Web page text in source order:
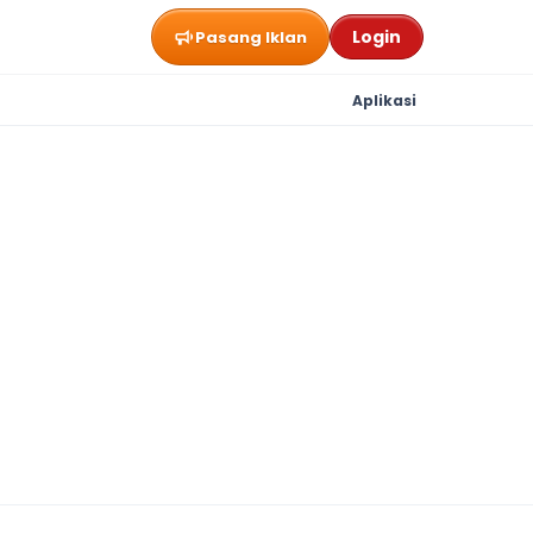
Pasang Iklan Login
Aplikasi